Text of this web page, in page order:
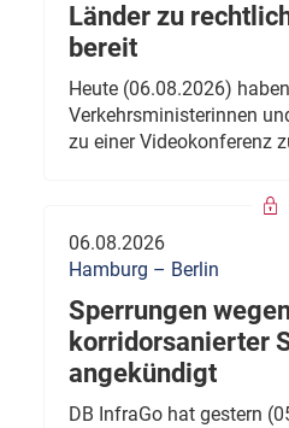
Länder zu
bereit
Heute (06.08.2026)
Verkehrsministerinnen
zu einer Videokonferenz
06.08.2026
Hamburg – Berlin
Sperrungen
korridorsanierter
angekündigt
DB InfraGo hat gestern